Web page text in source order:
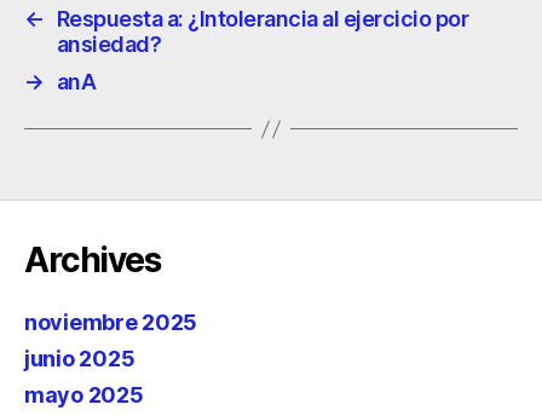
←
Respuesta a: ¿Intolerancia al ejercicio por
ansiedad?
→
anA
Archives
noviembre 2025
junio 2025
mayo 2025